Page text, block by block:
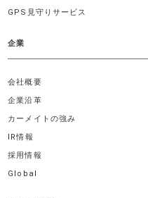
GPS見守りサービス
企業
会社概要
企業沿革
カーメイトの強み
IR情報
採用情報
Global